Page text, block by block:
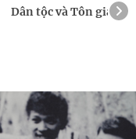
Dân tộc và Tôn giáo